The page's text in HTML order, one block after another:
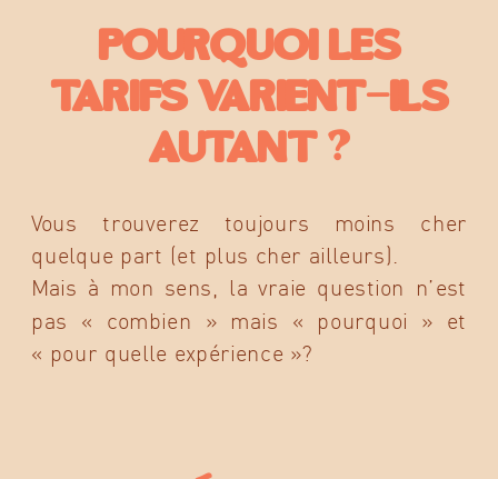
Pourquoi les
tarifs varient-ils
autant ?
Vous trouverez toujours moins cher
quelque part (et plus cher ailleurs).
Mais à mon sens, la vraie question n’est
pas « combien » mais « pourquoi » et
« pour quelle expérience »?